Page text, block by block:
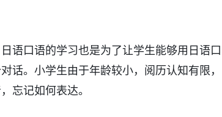
语口语的学习也是为了让学生能够用日语口
话。小学生由于年龄较小，阅历认知有限，
忘记如何表达。